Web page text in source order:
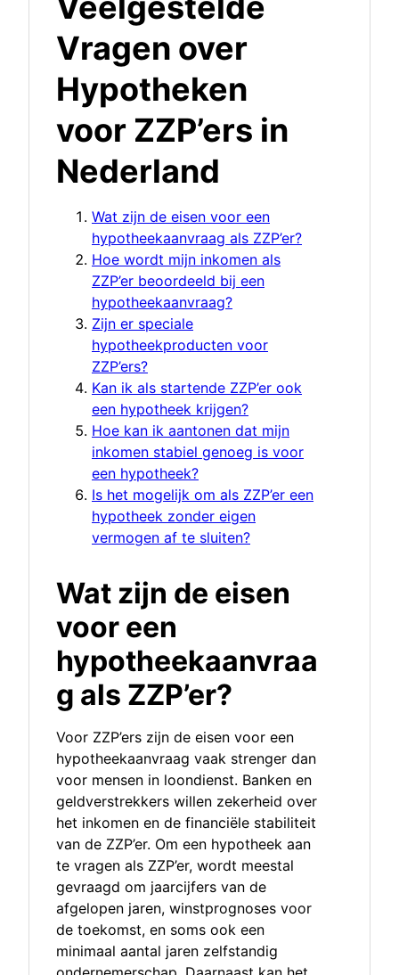
Vragen over
Hypotheken
voor ZZP’ers in
Nederland
Wat zijn de eisen voor een
hypotheekaanvraag als ZZP’er?
Hoe wordt mijn inkomen als
ZZP’er beoordeeld bij een
hypotheekaanvraag?
Zijn er speciale
hypotheekproducten voor
ZZP’ers?
Kan ik als startende ZZP’er ook
een hypotheek krijgen?
Hoe kan ik aantonen dat mijn
inkomen stabiel genoeg is voor
een hypotheek?
Is het mogelijk om als ZZP’er een
hypotheek zonder eigen
vermogen af te sluiten?
Wat zijn de eisen
voor een
hypotheekaanvraa
g als ZZP’er?
Voor ZZP’ers zijn de eisen voor een
hypotheekaanvraag vaak strenger dan
voor mensen in loondienst. Banken en
geldverstrekkers willen zekerheid over
het inkomen en de financiële stabiliteit
van de ZZP’er. Om een hypotheek aan
te vragen als ZZP’er, wordt meestal
gevraagd om jaarcijfers van de
afgelopen jaren, winstprognoses voor
de toekomst, en soms ook een
minimaal aantal jaren zelfstandig